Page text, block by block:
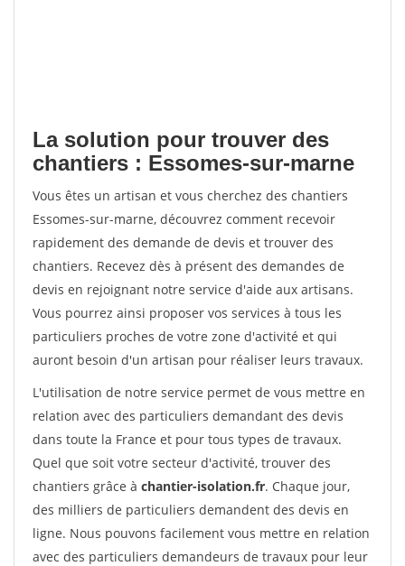
La solution pour trouver des
chantiers : Essomes-sur-marne
Vous êtes un artisan et vous cherchez des chantiers
Essomes-sur-marne, découvrez comment recevoir
rapidement des demande de devis et trouver des
chantiers. Recevez dès à présent des demandes de
devis en rejoignant notre service d'aide aux artisans.
Vous pourrez ainsi proposer vos services à tous les
particuliers proches de votre zone d'activité et qui
auront besoin d'un artisan pour réaliser leurs travaux.
L'utilisation de notre service permet de vous mettre en
relation avec des particuliers demandant des devis
dans toute la France et pour tous types de travaux.
Quel que soit votre secteur d'activité, trouver des
chantiers grâce à chantier-isolation.fr. Chaque jour,
des milliers de particuliers demandent des devis en
ligne. Nous pouvons facilement vous mettre en relation
avec des particuliers demandeurs de travaux pour leur